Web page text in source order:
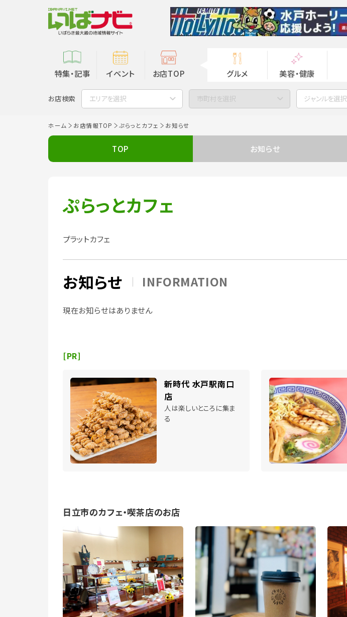
特集・記事 イベント お店TOP グルメ 美容・健康
お店検索 エリアを選択 市町村を選択 ジャンルを選択
ホーム お店情報TOP ぷらっとカフェ お知らせ
TOP お知らせ
ぷらっとカフェ
プラットカフェ
お知らせ INFORMATION
現在お知らせはありません
[PR]
新時代 水戸駅南口
店
人は楽しいところに集ま
る
日立市のカフェ・喫茶店のお店